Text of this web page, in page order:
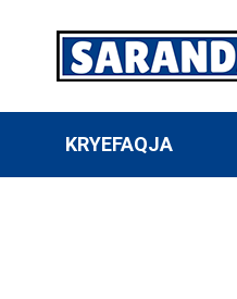
KRYEFAQJA